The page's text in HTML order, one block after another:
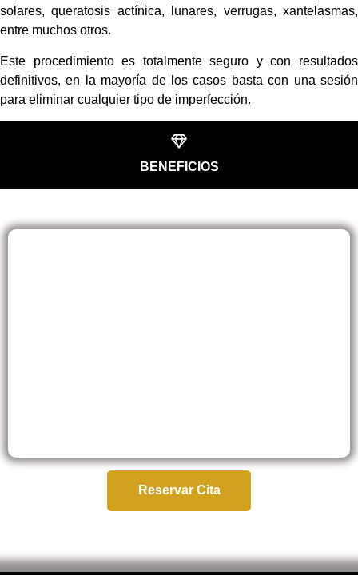
solares, queratosis actínica, lunares, verrugas, xantelasmas,
entre muchos otros.
Este procedimiento es totalmente seguro y con resultados
definitivos, en la mayoría de los casos basta con una sesión
para eliminar cualquier tipo de imperfección.
BENEFICIOS
Reservar Cita
Reservar Cita